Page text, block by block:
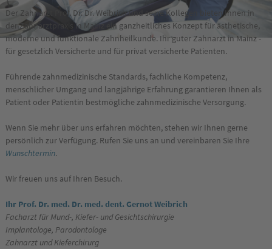
Der Zahnarzt Prof. Dr. Dr. Weibrich und seine Kollegen bieten Ihnen in
der Zahnarztpraxis in Mainz ein ganzheitliches Konzept für ästhetische,
moderne und funktionale Zahnheilkunde. Ihr guter Zahnarzt in Mainz -
für gesetzlich Versicherte und für privat versicherte Patienten.
Führende zahnmedizinische Standards, fachliche Kompetenz,
menschlicher Umgang und langjährige Erfahrung garantieren Ihnen als
Patient oder Patientin bestmögliche zahnmedizinische Versorgung.
Wenn Sie mehr über uns erfahren möchten, stehen wir Ihnen gerne
persönlich zur Verfügung. Rufen Sie uns an und vereinbaren Sie Ihre
Wunschtermin.
Wir freuen uns auf Ihren Besuch.
Ihr Prof. Dr. med. Dr. med. dent. Gernot Weibrich
Facharzt für Mund-, Kiefer- und Gesichtschirurgie
Implantologe, Parodontologe
Zahnarzt und Kieferchirurg